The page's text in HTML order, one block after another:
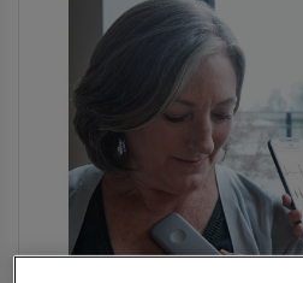
IMAGES
GALLERY